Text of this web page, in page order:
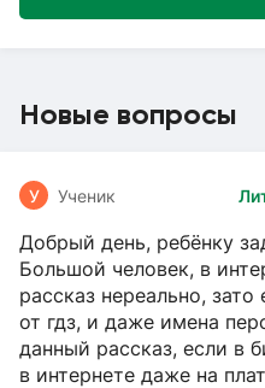
Новые вопросы
У Ученик
Добрый день, ребёнку
Большой человек, в
рассказ нереально,
от гдз, и даже имена
данный рассказ, если в
в интернете даже на